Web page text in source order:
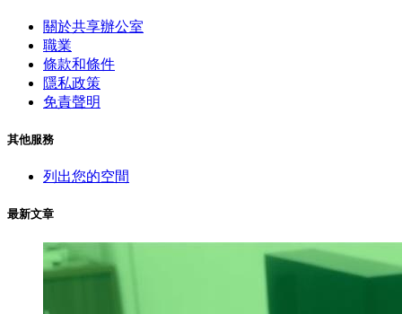
關於共享辦公室
職業
條款和條件
隱私政策
免責聲明
其他服務
列出您的空間
最新文章